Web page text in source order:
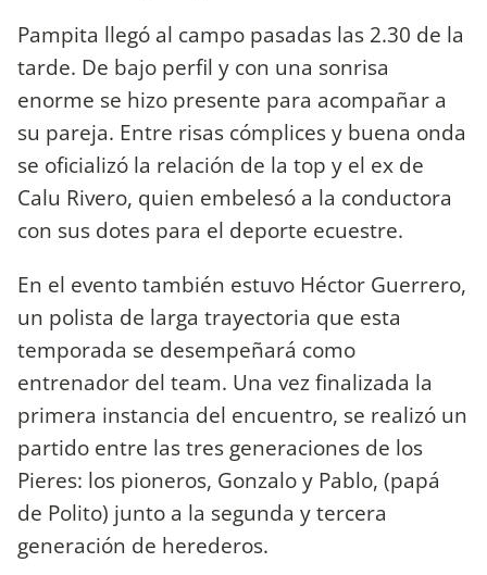
Pampita llegó al campo pasadas las 2.30 de la
tarde. De bajo perfil y con una sonrisa
enorme se hizo presente para acompañar a
su pareja. Entre risas cómplices y buena onda
se oficializó la relación de la top y el ex de
Calu Rivero, quien embelesó a la conductora
con sus dotes para el deporte ecuestre.
En el evento también estuvo Héctor Guerrero,
un polista de larga trayectoria que esta
temporada se desempeñará como
entrenador del team. Una vez finalizada la
primera instancia del encuentro, se realizó un
partido entre las tres generaciones de los
Pieres: los pioneros, Gonzalo y Pablo, (papá
de Polito) junto a la segunda y tercera
generación de herederos.